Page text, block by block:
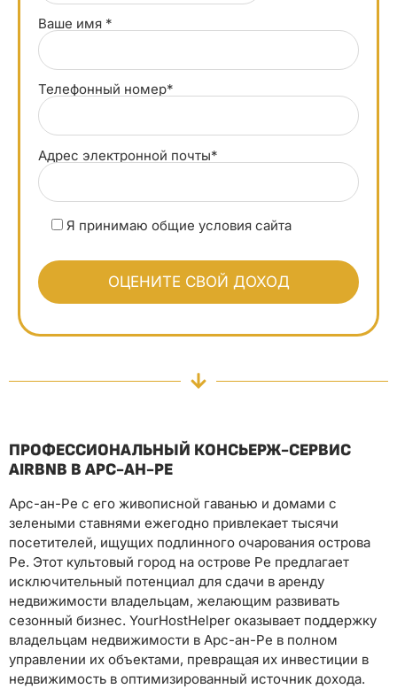
Ваше имя *
Телефонный номер*
Адрес электронной почты*
Я принимаю общие условия сайта
ПРОФЕССИОНАЛЬНЫЙ КОНСЬЕРЖ-СЕРВИС
AIRBNB В АРС-АН-РЕ
Арс-ан-Ре с его живописной гаванью и домами с
зелеными ставнями ежегодно привлекает тысячи
посетителей, ищущих подлинного очарования острова
Ре. Этот культовый город на острове Ре предлагает
исключительный потенциал для сдачи в аренду
недвижимости владельцам, желающим развивать
сезонный бизнес. YourHostHelper оказывает поддержку
владельцам недвижимости в Арс-ан-Ре в полном
управлении их объектами, превращая их инвестиции в
недвижимость в оптимизированный источник дохода.